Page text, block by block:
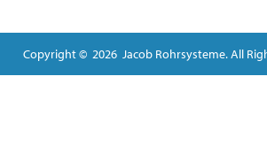
Copyright © 2026 Jacob Rohrsysteme. All